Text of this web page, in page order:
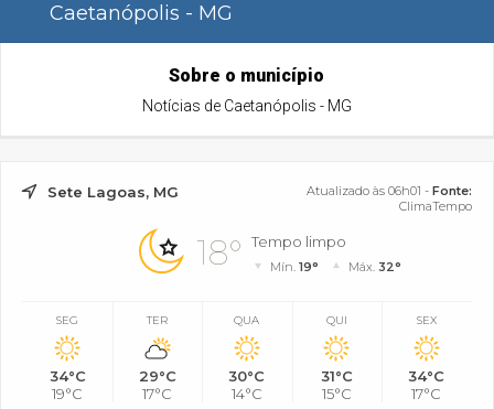
Caetanópolis - MG
Sobre o município
Notícias de Caetanópolis - MG
Sete Lagoas, MG Atualizado às 06h01 - Fonte:
ClimaTempo
18° Tempo limpo
Mín.19° Máx. 32°
SEG
34°C
19°C
TER
29°C
17°C
QUA
30°C
14°C
QUI
31°C
15°C
SEX
34°C
17°C